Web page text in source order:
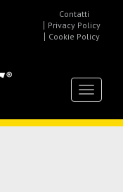
Contatti
Privacy Policy
Cookie Policy
Toggle